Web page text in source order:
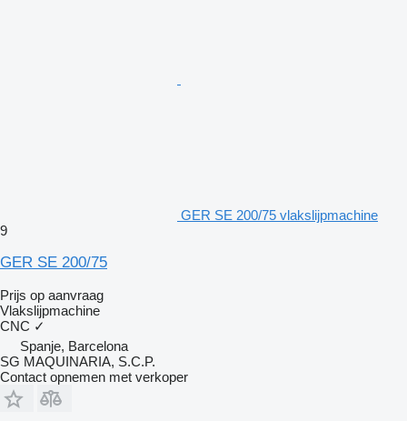
GER SE 200/75 vlakslijpmachine
9
GER SE 200/75
Prijs op aanvraag
Vlakslijpmachine
CNC ✓
Spanje, Barcelona
SG MAQUINARIA, S.C.P.
Contact opnemen met verkoper